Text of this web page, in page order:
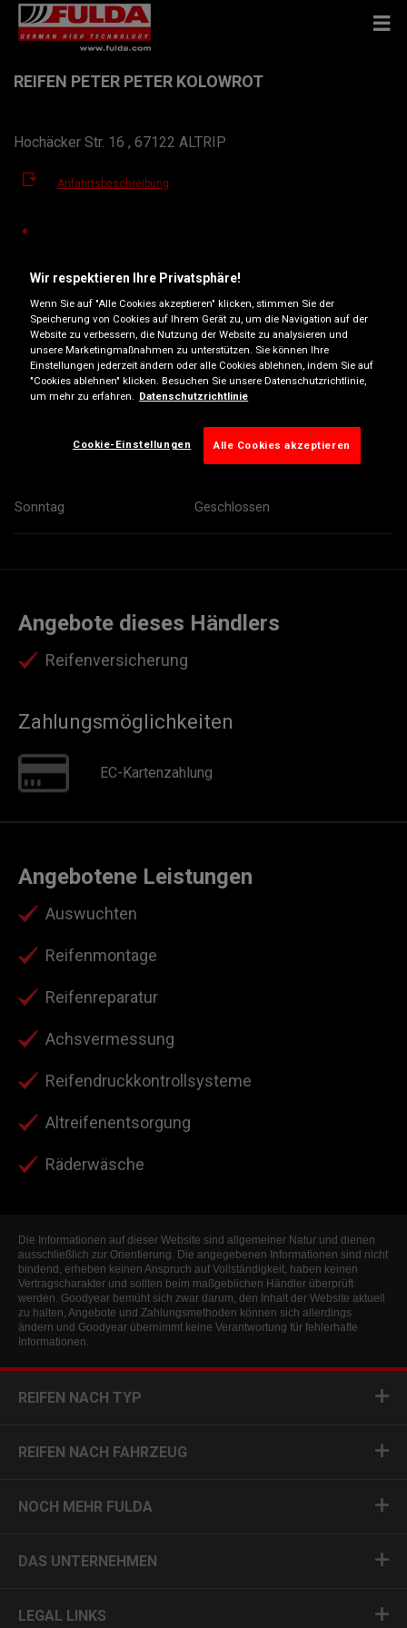
REIFEN PETER PETER KOLOWROT
Hochäcker Str. 16 , 67122 ALTRIP
Anfahrtsbeschreibung
pkolowrot@t-online.de
Öffnungszeiten
08:00
17:00
Dienstag
08:00
17:00
Mittwoch
08:00
08:00
17:00
08:00
17:00
Sonntag
Geschlossen
Angebote dieses Händlers
Reifenversicherung
Zahlungsmöglichkeiten
EC-Kartenzahlung
Angebotene Leistungen
Auswuchten
Reifenmontage
Reifenreparatur
Achsvermessung
Reifendruckkontrollsysteme
Altreifenentsorgung
Räderwäsche
Die Informationen auf dieser Website sind allgemeiner Natur und dienen
ausschließlich zur Orientierung. Die angegebenen Informationen sind nicht
bindend, erheben keinen Anspruch auf Vollständigkeit, haben keinen
Vertragscharakter und sollten beim maßgeblichen Händler überprüft
werden. Goodyear bemüht sich zwar darum, den Inhalt der Website aktuell
zu halten, Angebote und Zahlungsmethoden können sich allerdings
ändern und Goodyear übernimmt keine Verantwortung für fehlerhafte
Informationen.
REIFEN NACH TYP
REIFEN NACH FAHRZEUG
NOCH MEHR FULDA
DAS UNTERNEHMEN
LEGAL LINKS
Wir respektieren Ihre Privatsphäre!
Wenn Sie auf "Alle Cookies akzeptieren" klicken, stimmen Sie der
Speicherung von Cookies auf Ihrem Gerät zu, um die Navigation auf der
Website zu verbessern, die Nutzung der Website zu analysieren und
unsere Marketingmaßnahmen zu unterstützen. Sie können Ihre
Einstellungen jederzeit ändern oder alle Cookies ablehnen, indem Sie auf
"Cookies ablehnen" klicken. Besuchen Sie unsere Datenschutzrichtlinie,
um mehr zu erfahren.
Datenschutzrichtlinie
Cookie-Einstellungen Alle Cookies akzeptieren